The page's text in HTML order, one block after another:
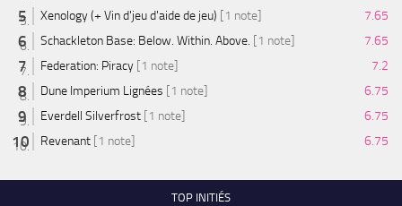
Xenology (+ Vin d'jeu d'aide de jeu) [1 note]
7.65
Schackleton Base: Below. Within. Above. [1 note]
7.65
Federation: Piracy [1 note]
7.2
Dune Imperium Lignées [1 note]
6.75
Everdell Silverfrost [1 note]
6.75
Revenant [1 note] 6.75
TOP INITIÉS